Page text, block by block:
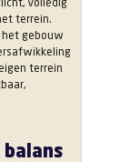
terrein.
gebouw
terrein